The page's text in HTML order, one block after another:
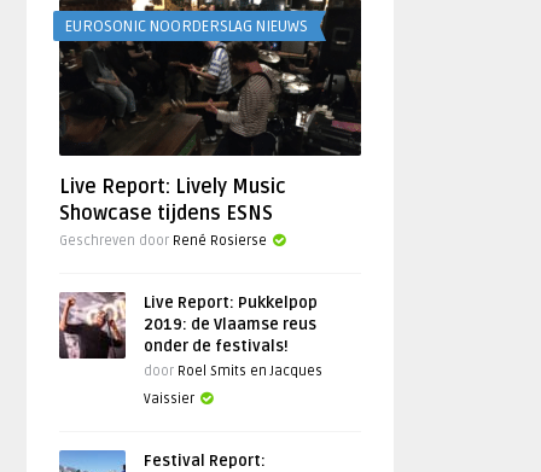
EUROSONIC NOORDERSLAG NIEUWS
Live Report: Lively Music
Showcase tijdens ESNS
Geschreven door René Rosierse
Live Report: Pukkelpop
2019: de Vlaamse reus
onder de festivals!
door Roel Smits en Jacques
Vaissier
Festival Report: